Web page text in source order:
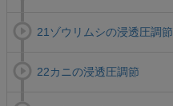
21ゾウリムシの浸透圧調節
22カニの浸透圧調節